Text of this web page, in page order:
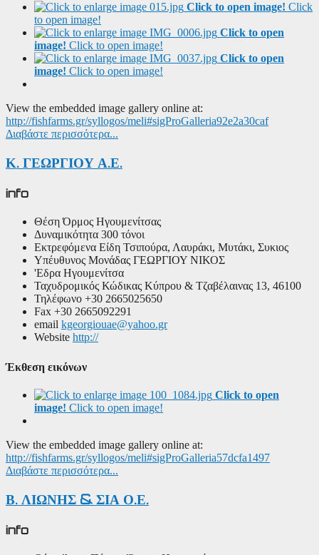
Click to open image! Click
to open image!
Click to open
image! Click to open image!
Click to open
image! Click to open image!
View the embedded image gallery online at:
http://fishfarms.gr/syllogos/meli#sigProGalleria92e2a30caf
Διαβάστε περισσότερα...
Κ. ΓΕΩΡΓΙΟΥ Α.Ε.
info
Θέση Όρμος Ηγουμενίτσας
Δυναμικότητα 300 τόνοι
Εκτρεφόμενα Είδη Τσιπούρα, Λαυράκι, Μυτάκι, Συκιος
Υπέυθυνος Μονάδας ΓΕΩΡΓΙΟΥ ΝΙΚΟΣ
'Εδρα Ηγουμενίτσα
Ταχυδρομικός Κώδικας Κύπρου & Τζαβέλαινας 13, 46100
Τηλέφωνο +30 2665025650
Fax +30 2665092291
email kgeorgiouae@yahoo.gr
Website http://
Έκθεση εικόνων
Click to open
image! Click to open image!
View the embedded image gallery online at:
http://fishfarms.gr/syllogos/meli#sigProGalleria57dcfa1497
Διαβάστε περισσότερα...
Β. ΛΙΩΝΗΣ & ΣΙΑ Ο.Ε.
info